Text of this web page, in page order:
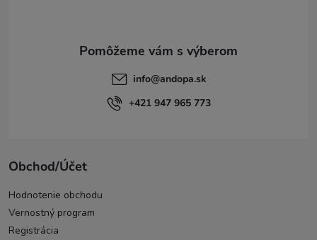
info@andopa.sk
+421 947 965 773
Obchod/Účet
Hodnotenie obchodu
Vernostný program
Registrácia